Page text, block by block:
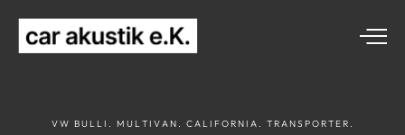
VW BULLI. MULTIVAN. CALIFORNIA. TRANSPORTER.